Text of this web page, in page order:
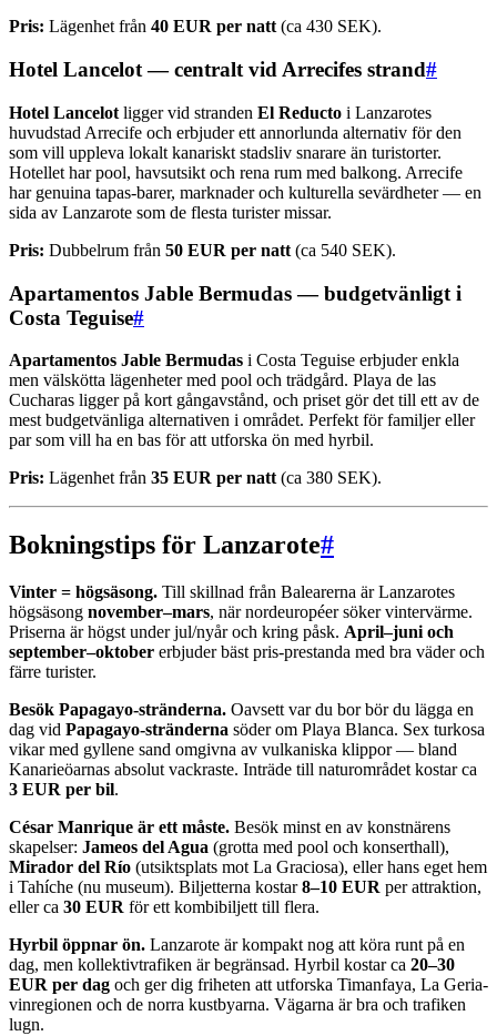
Pris: Lägenhet från 40 EUR per natt(ca 430 SEK).
Hotel Lancelot — centralt vid Arrecifes strand#
Hotel Lancelot ligger vid stranden El Reducto i Lanzarotes
huvudstad Arrecife och erbjuder ett annorlunda alternativ för den
som vill uppleva lokalt kanariskt stadsliv snarare än turistorter.
Hotellet har pool, havsutsikt och rena rum med balkong. Arrecife
har genuina tapas-barer, marknader och kulturella sevärdheter — en
sida av Lanzarote som de flesta turister missar.
Pris: Dubbelrum från 50 EUR per natt (ca 540 SEK).
Apartamentos Jable Bermudas — budgetvänligt i
Costa Teguise#
Apartamentos Jable Bermudas i Costa Teguise erbjuder enkla
men välskötta lägenheter med pool och trädgård. Playa de las
Cucharas ligger på kort gångavstånd, och priset gör det till ett av de
mest budgetvänliga alternativen i området. Perfekt för familjer eller
par som vill ha en bas för att utforska ön med hyrbil.
Pris: Lägenhet från 35 EUR per natt (ca 380 SEK).
Bokningstips för Lanzarote#
Vinter = högsäsong. Till skillnad från Balearerna är Lanzarotes
högsäsong november–mars, när nordeuropéer söker vintervärme.
Priserna är högst under jul/nyår och kring påsk. April–juni och
september–oktober erbjuder bäst pris-prestanda med bra väder och
färre turister.
Besök Papagayo-stränderna. Oavsett var du bor bör du lägga en
dag vid Papagayo-stränderna söder om Playa Blanca. Sex turkosa
vikar med gyllene sand omgivna av vulkaniska klippor — bland
Kanarieöarnas absolut vackraste. Inträde till naturområdet kostar ca
3 EUR per bil.
César Manrique är ett måste. Besök minst en av konstnärens
skapelser: Jameos del Agua (grotta med pool och konserthall),
Mirador del Río (utsiktsplats mot La Graciosa), eller hans eget hem
i Tahíche (nu museum). Biljetterna kostar8–10 EUR per attraktion,
eller ca 30 EUR för ett kombibiljett till flera.
Hyrbil öppnar ön. Lanzarote är kompakt nog att köra runt på en
dag, men kollektivtrafiken är begränsad. Hyrbil kostar ca 20–30
EUR per dag och ger dig friheten att utforska Timanfaya, La Geria-
vinregionen och de norra kustbyarna. Vägarna är bra och trafiken
lugn.